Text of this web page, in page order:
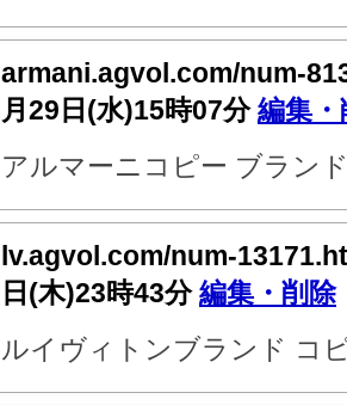
armani.agvol.com/num-
月29日(水)15時07分編集・
アルマーニコピー ブラン
lv.agvol.com/num-
日(木)23時43分編集・削除
ルイヴィトンブランド コ